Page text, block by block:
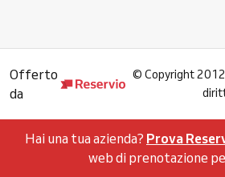
Offerto
da
© Copyright
Hai una tua azienda? Prova
web di prenotazione